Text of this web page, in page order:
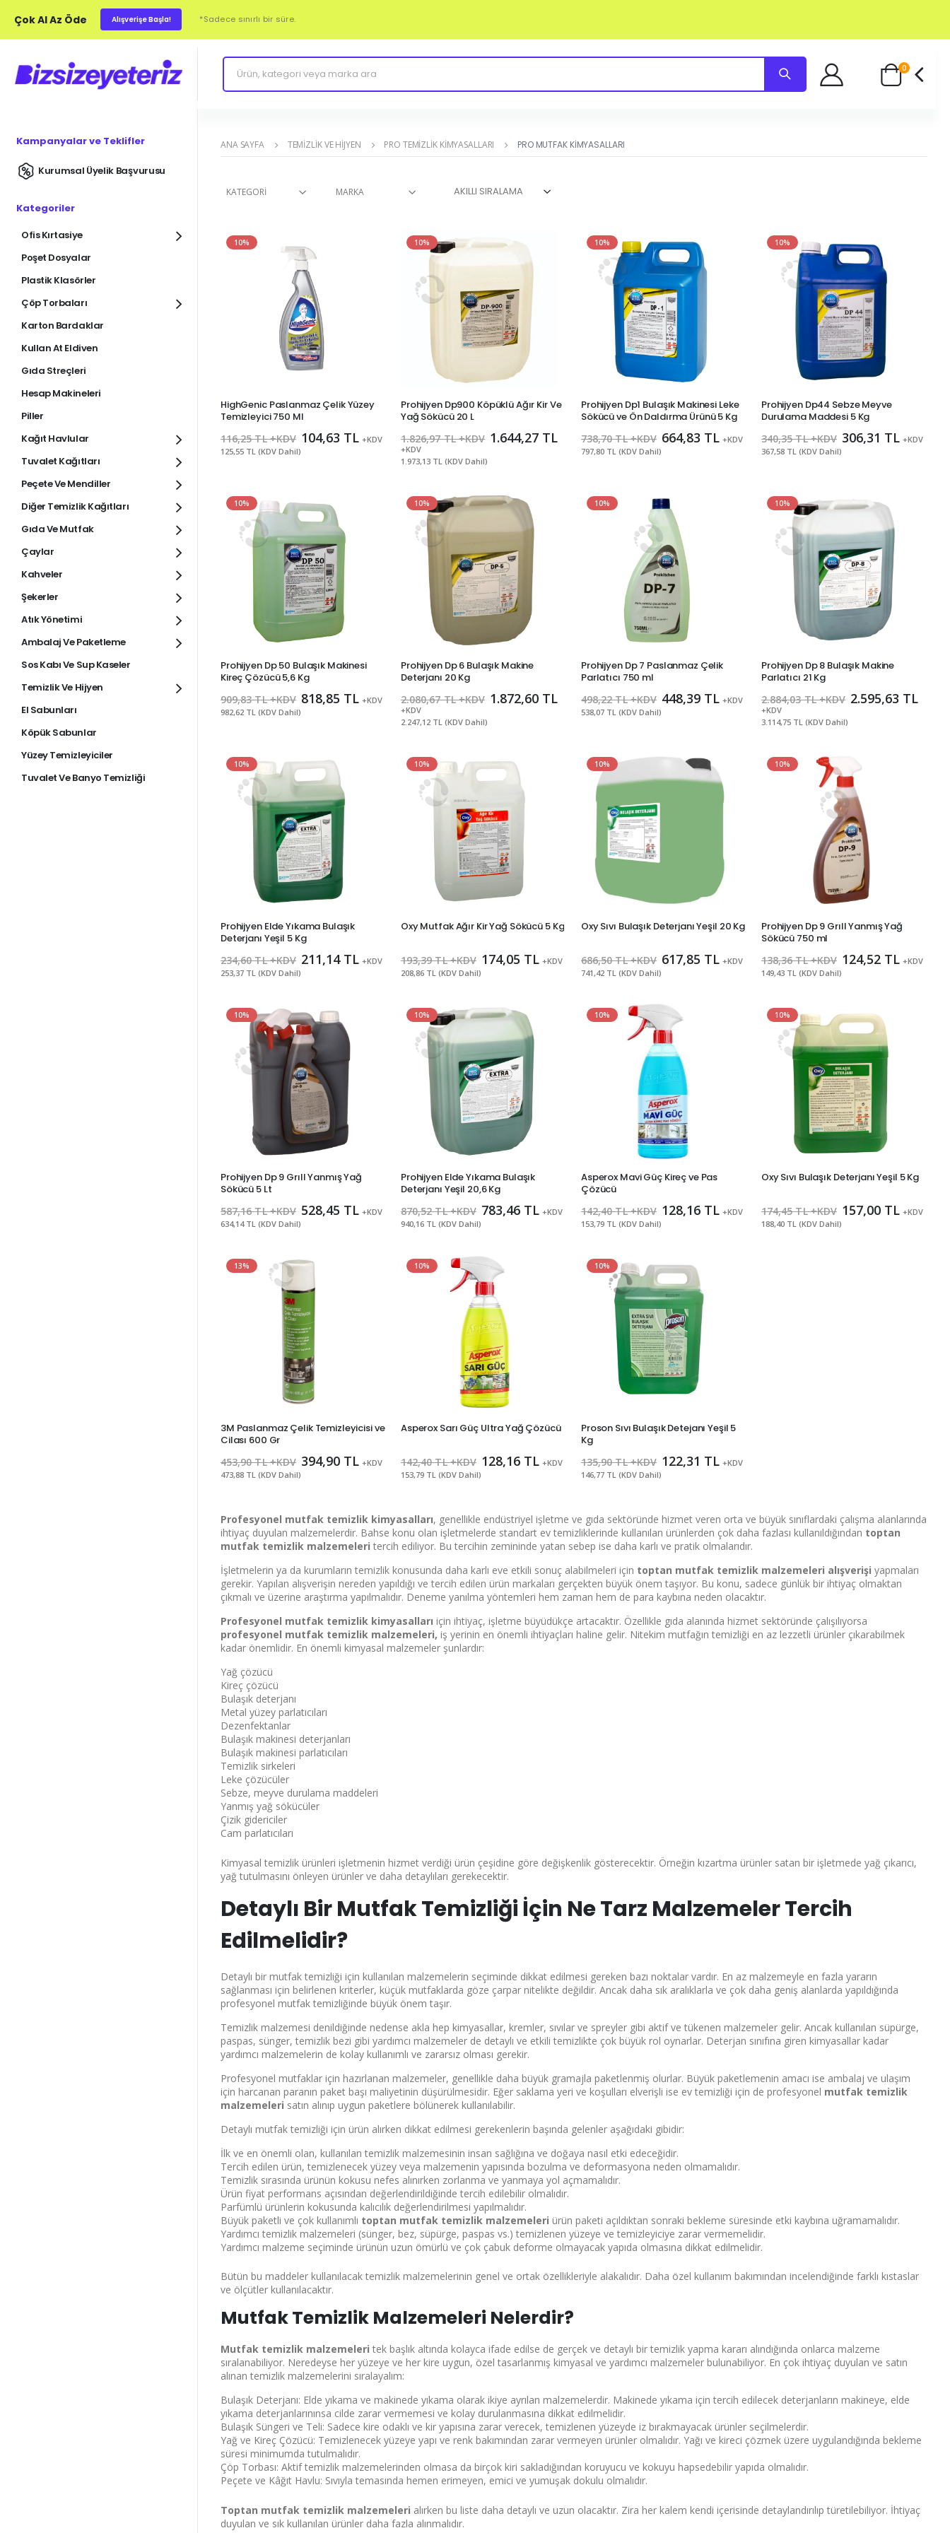
Kurumsal Üye Ol
%30'a
varan indirimlerden
yararlan.
Bu ekranı bir daha gösterme
Çok Al Az Öde Alışverişe Başla! *Sadece sınırlı bir süre.
0
Kampanyalar ve Teklifler
Kurumsal Üyelik Başvurusu
Kategoriler
Ofis Kırtasiye
Poşet Dosyalar
Plastik Klasörler
Çöp Torbaları
Karton Bardaklar
Kullan At Eldiven
Gıda Streçleri
Hesap Makineleri
Piller
Kağıt Havlular
Tuvalet Kağıtları
Peçete Ve Mendiller
Diğer Temizlik Kağıtları
Gıda Ve Mutfak
Çaylar
Kahveler
Şekerler
Atık Yönetimi
Ambalaj Ve Paketleme
Sos Kabı Ve Sup Kaseler
Temizlik Ve Hijyen
El Sabunları
Köpük Sabunlar
Yüzey Temizleyiciler
Tuvalet Ve Banyo Temizliği
ANA SAYFA TEMIZLIK VE HIJYEN PRO TEMIZLIK KIMYASALLARI PRO MUTFAK KIMYASALLARI
KATEGORI MARKA
10%
HighGenic Paslanmaz Çelik Yüzey
Temizleyici 750 Ml
116,25 TL +KDV 104,63 TL +KDV
125,55 TL (KDV Dahil)
10%
Prohijyen Dp900 Köpüklü Ağır Kir Ve
Yağ Sökücü 20 L
1.826,97 TL +KDV 1.644,27 TL
+KDV
1.973,13 TL (KDV Dahil)
10%
Prohijyen Dp1 Bulaşık Makinesi Leke
Sökücü ve Ön Daldırma Ürünü 5 Kg
738,70 TL +KDV 664,83 TL +KDV
797,80 TL (KDV Dahil)
10%
Prohijyen Dp44 Sebze Meyve
Durulama Maddesi 5 Kg
340,35 TL +KDV 306,31 TL +KDV
367,58 TL (KDV Dahil)
10%
Prohijyen Dp 50 Bulaşık Makinesi
Kireç Çözücü 5,6 Kg
909,83 TL +KDV 818,85 TL +KDV
982,62 TL (KDV Dahil)
10%
Prohijyen Dp 6 Bulaşık Makine
Deterjanı 20 Kg
2.080,67 TL +KDV 1.872,60 TL
+KDV
2.247,12 TL (KDV Dahil)
10%
Prohijyen Dp 7 Paslanmaz Çelik
Parlatıcı 750 ml
498,22 TL +KDV 448,39 TL +KDV
538,07 TL (KDV Dahil)
10%
Prohijyen Dp 8 Bulaşık Makine
Parlatıcı 21 Kg
2.884,03 TL +KDV 2.595,63 TL
+KDV
3.114,75 TL (KDV Dahil)
10%
Prohijyen Elde Yıkama Bulaşık
Deterjanı Yeşil 5 Kg
234,60 TL +KDV 211,14 TL +KDV
253,37 TL (KDV Dahil)
10%
Oxy Mutfak Ağır Kir Yağ Sökücü 5 Kg
193,39 TL +KDV 174,05 TL +KDV
208,86 TL (KDV Dahil)
10%
Oxy Sıvı Bulaşık Deterjanı Yeşil 20 Kg
686,50 TL +KDV 617,85 TL +KDV
741,42 TL (KDV Dahil)
10%
Prohijyen Dp 9 Grıll Yanmış Yağ
Sökücü 750 ml
138,36 TL +KDV 124,52 TL +KDV
149,43 TL (KDV Dahil)
10%
Prohijyen Dp 9 Grıll Yanmış Yağ
Sökücü 5 Lt
587,16 TL +KDV 528,45 TL +KDV
634,14 TL (KDV Dahil)
10%
Prohijyen Elde Yıkama Bulaşık
Deterjanı Yeşil 20,6 Kg
870,52 TL +KDV 783,46 TL +KDV
940,16 TL (KDV Dahil)
10%
Asperox Mavi Güç Kireç ve Pas
Çözücü
142,40 TL +KDV 128,16 TL +KDV
153,79 TL (KDV Dahil)
10%
Oxy Sıvı Bulaşık Deterjanı Yeşil 5 Kg
174,45 TL +KDV 157,00 TL +KDV
188,40 TL (KDV Dahil)
13%
3M Paslanmaz Çelik Temizleyicisi ve
Cilası 600 Gr
453,90 TL +KDV 394,90 TL +KDV
473,88 TL (KDV Dahil)
10%
Asperox Sarı Güç Ultra Yağ Çözücü
142,40 TL +KDV 128,16 TL +KDV
153,79 TL (KDV Dahil)
10%
Proson Sıvı Bulaşık Detejanı Yeşil 5
Kg
135,90 TL +KDV 122,31 TL +KDV
146,77 TL (KDV Dahil)
Profesyonel mutfak temizlik kimyasalları, genellikle endüstriyel işletme ve gıda sektöründe hizmet veren orta ve büyük sınıflardaki çalışma alanlarında
ihtiyaç duyulan malzemelerdir. Bahse konu olan işletmelerde standart ev temizliklerinde kullanılan ürünlerden çok daha fazlası kullanıldığından toptan
mutfak temizlik malzemeleri tercih ediliyor. Bu tercihin zemininde yatan sebep ise daha karlı ve pratik olmalarıdır.
İşletmelerin ya da kurumların temizlik konusunda daha karlı eve etkili sonuç alabilmeleri için toptan mutfak temizlik malzemeleri alışverişi yapmaları
gerekir. Yapılan alışverişin nereden yapıldığı ve tercih edilen ürün markaları gerçekten büyük önem taşıyor. Bu konu, sadece günlük bir ihtiyaç olmaktan
çıkmalı ve üzerine araştırma yapılmalıdır. Deneme yanılma yöntemleri hem zaman hem de para kaybına neden olacaktır.
Profesyonel mutfak temizlik kimyasalları için ihtiyaç, işletme büyüdükçe artacaktır. Özellikle gıda alanında hizmet sektöründe çalışılıyorsa
profesyonel mutfak temizlik malzemeleri, iş yerinin en önemli ihtiyaçları haline gelir. Nitekim mutfağın temizliği en az lezzetli ürünler çıkarabilmek
kadar önemlidir. En önemli kimyasal malzemeler şunlardır:
Yağ çözücü
Kireç çözücü
Bulaşık deterjanı
Metal yüzey parlatıcıları
Dezenfektanlar
Bulaşık makinesi deterjanları
Bulaşık makinesi parlatıcıları
Temizlik sirkeleri
Leke çözücüler
Sebze, meyve durulama maddeleri
Yanmış yağ sökücüler
Çizik gidericiler
Cam parlatıcıları
Kimyasal temizlik ürünleri işletmenin hizmet verdiği ürün çeşidine göre değişkenlik gösterecektir. Örneğin kızartma ürünler satan bir işletmede yağ çıkarıcı,
yağ tutulmasını önleyen ürünler ve daha detaylıları gerekecektir.
Detaylı Bir Mutfak Temizliği İçin Ne Tarz Malzemeler Tercih
Edilmelidir?
Detaylı bir mutfak temizliği için kullanılan malzemelerin seçiminde dikkat edilmesi gereken bazı noktalar vardır. En az malzemeyle en fazla yararın
sağlanması için belirlenen kriterler, küçük mutfaklarda göze çarpar nitelikte değildir. Ancak daha sık aralıklarla ve çok daha geniş alanlarda yapıldığında
profesyonel mutfak temizliğinde büyük önem taşır.
Temizlik malzemesi denildiğinde nedense akla hep kimyasallar, kremler, sıvılar ve spreyler gibi aktif ve tükenen malzemeler gelir. Ancak kullanılan süpürge,
paspas, sünger, temizlik bezi gibi yardımcı malzemeler de detaylı ve etkili temizlikte çok büyük rol oynarlar. Deterjan sınıfına giren kimyasallar kadar
yardımcı malzemelerin de kolay kullanımlı ve zararsız olması gerekir.
Profesyonel mutfaklar için hazırlanan malzemeler, genellikle daha büyük gramajla paketlenmiş olurlar. Büyük paketlemenin amacı ise ambalaj ve ulaşım
için harcanan paranın paket başı maliyetinin düşürülmesidir. Eğer saklama yeri ve koşulları elverişli ise ev temizliği için de profesyonel mutfak temizlik
malzemeleri satın alınıp uygun paketlere bölünerek kullanılabilir.
Detaylı mutfak temizliği için ürün alırken dikkat edilmesi gerekenlerin başında gelenler aşağıdaki gibidir:
İlk ve en önemli olan, kullanılan temizlik malzemesinin insan sağlığına ve doğaya nasıl etki edeceğidir.
Tercih edilen ürün, temizlenecek yüzey veya malzemenin yapısında bozulma ve deformasyona neden olmamalıdır.
Temizlik sırasında ürünün kokusu nefes alınırken zorlanma ve yanmaya yol açmamalıdır.
Ürün fiyat performans açısından değerlendirildiğinde tercih edilebilir olmalıdır.
Parfümlü ürünlerin kokusunda kalıcılık değerlendirilmesi yapılmalıdır.
Büyük paketli ve çok kullanımlı toptan mutfak temizlik malzemeleri ürün paketi açıldıktan sonraki bekleme süresinde etki kaybına uğramamalıdır.
Yardımcı temizlik malzemeleri (sünger, bez, süpürge, paspas vs.) temizlenen yüzeye ve temizleyiciye zarar vermemelidir.
Yardımcı malzeme seçiminde ürünün uzun ömürlü ve çok çabuk deforme olmayacak yapıda olmasına dikkat edilmelidir.
Bütün bu maddeler kullanılacak temizlik malzemelerinin genel ve ortak özellikleriyle alakalıdır. Daha özel kullanım bakımından incelendiğinde farklı kıstaslar
ve ölçütler kullanılacaktır.
Mutfak Temizlik Malzemeleri Nelerdir?
Mutfak temizlik malzemeleri tek başlık altında kolayca ifade edilse de gerçek ve detaylı bir temizlik yapma kararı alındığında onlarca malzeme
sıralanabiliyor. Neredeyse her yüzeye ve her kire uygun, özel tasarlanmış kimyasal ve yardımcı malzemeler bulunabiliyor. En çok ihtiyaç duyulan ve satın
alınan temizlik malzemelerini sıralayalım:
Bulaşık Deterjanı: Elde yıkama ve makinede yıkama olarak ikiye ayrılan malzemelerdir. Makinede yıkama için tercih edilecek deterjanların makineye, elde
yıkama deterjanlarınınsa cilde zarar vermemesi ve kolay durulanmasına dikkat edilmelidir.
Bulaşık Süngeri ve Teli: Sadece kire odaklı ve kir yapısına zarar verecek, temizlenen yüzeyde iz bırakmayacak ürünler seçilmelerdir.
Yağ ve Kireç Çözücü: Temizlenecek yüzeye yapı ve renk bakımından zarar vermeyen ürünler olmalıdır. Yağı ve kireci çözmek üzere uygulandığında bekleme
süresi minimumda tutulmalıdır.
Çöp Torbası: Aktif temizlik malzemelerinden olmasa da birçok kiri sakladığından koruyucu ve kokuyu hapsedebilir yapıda olmalıdır.
Peçete ve Kâğıt Havlu: Sıvıyla temasında hemen erimeyen, emici ve yumuşak dokulu olmalıdır.
Toptan mutfak temizlik malzemeleri alırken bu liste daha detaylı ve uzun olacaktır. Zira her kalem kendi içerisinde detaylandırılıp türetilebiliyor. İhtiyaç
duyulan ve sık kullanılan ürünler daha fazla alınmalıdır.